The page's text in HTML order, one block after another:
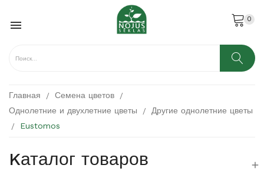
 0
Главная
Семена цветов
Однолетние и двухлетние цветы
Другие однолетние цветы
Eustomos
Kаталог товаров 